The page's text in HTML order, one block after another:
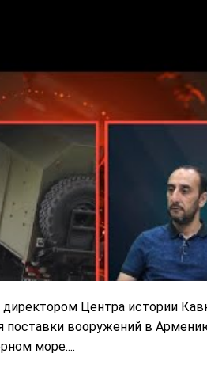
Центра истории
вооружений в
море....